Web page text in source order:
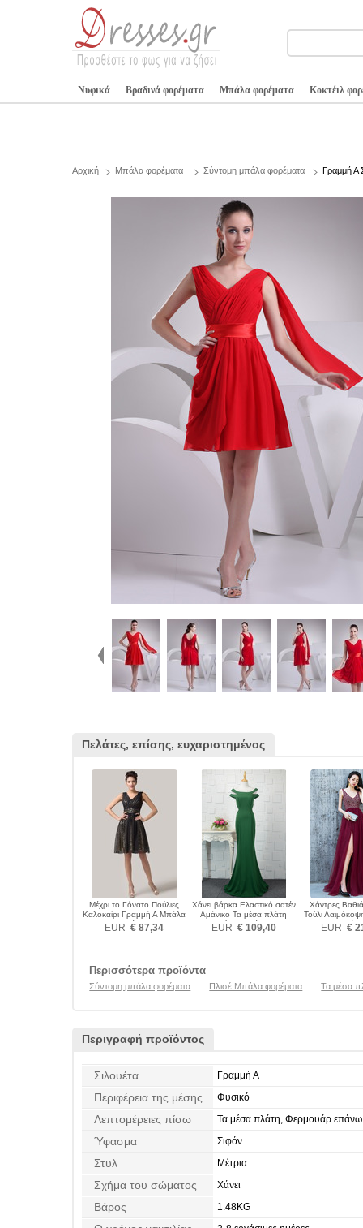
Νυφικά Βραδινά φορέματα Μπάλα φορέματα Κοκτέιλ
Αρχική Μπάλα φορέματα Σύντομη μπάλα φορέματα Γραμμή Α
Πελάτες, επίσης, ευχαριστημένος
Μέχρι το Γόνατο Πούλιες
Καλοκαίρι Γραμμή Α Μπάλα
φορέματα
EUR € 87,34
Χάνει βάρκα Ελαστικό σατέν
Αμάνικο Τα μέσα πλάτη
Μπάλα φορέματα
EUR € 109,40
Χάντρες
Τούλι
EUR €
Περισσότερα προϊόντα
Σύντομη μπάλα φορέματα Πλισέ Μπάλα φορέματα Τα μέσα
Περιγραφή προϊόντος
Σιλουέτα Γραμμή Α
Περιφέρεια της μέσης Φυσικό
Λεπτομέρειες πίσω Τα μέσα πλάτη, Φερμουάρ επάνω
Ύφασμα Σιφόν
Στυλ Μέτρια
Σχήμα του σώματος Χάνει
Βάρος 1.48KG